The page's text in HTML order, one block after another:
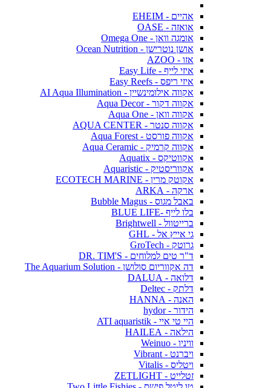
אהיים - EHEIM
אואזה - OASE
אומגה וואן - Omega One
אושן נוטרישן - Ocean Nutrition
אזו - AZOO
איזי לייף - Easy Life
איזי ריפס - Easy Reefs
אקווה אילומינשיין - AI Aqua Illumination
אקווה דקור - Aqua Decor
אקווה וואן - Aqua One
אקווה סנטר - AQUA CENTER
אקווה פורסט - Aqua Forest
אקווה קרמיק - Aqua Ceramic
אקווטיקס - Aquatix
אקווריסטיק - Aquaristic
אקוטק מרין - ECOTECH MARINE
ארקה - ARKA
באבל מגוס - Bubble Magus
בלו לייף -BLUE LIFE
ברייטוול - Brightwell
גי אייץ אל - GHL
גרוטק - GroTech
ד"ר טים למלוחים - DR. TIM'S
דה אקווריום סולושן - The Aquarium Solution
דלואה - DALUA
דלתק - Deltec
האנה - HANNA
הידור - hydor
היי טי איי - ATI aquaristik
הילאה - HAILEA
וויניו - Weinuo
ויברנט - Vibrant
ויטליס - Vitalis
זטלייט - ZETLIGHT